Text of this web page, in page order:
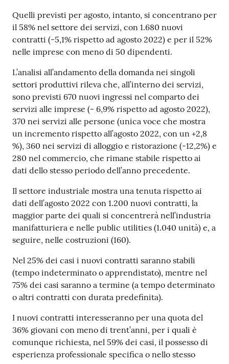
Quelli previsti per agosto, intanto, si concentrano per
il 58% nel settore dei servizi, con 1.680 nuovi
contratti (-5,1% rispetto ad agosto 2022) e per il 52%
nelle imprese con meno di 50 dipendenti.
L’analisi all’andamento della domanda nei singoli
settori produttivi rileva che, all’interno dei servizi,
sono previsti 670 nuovi ingressi nel comparto dei
servizi alle imprese (- 6,9% rispetto ad agosto 2022),
370 nei servizi alle persone (unica voce che mostra
un incremento rispetto all’agosto 2022, con un +2,8
%), 360 nei servizi di alloggio e ristorazione (-12,2%) e
280 nel commercio, che rimane stabile rispetto ai
dati dello stesso periodo dell’anno precedente.
Il settore industriale mostra una tenuta rispetto ai
dati dell’agosto 2022 con 1.200 nuovi contratti, la
maggior parte dei quali si concentrerà nell’industria
manifatturiera e nelle public utilities (1.040 unità) e, a
seguire, nelle costruzioni (160).
Nel 25% dei casi i nuovi contratti saranno stabili
(tempo indeterminato o apprendistato), mentre nel
75% dei casi saranno a termine (a tempo determinato
o altri contratti con durata predefinita).
I nuovi contratti interesseranno per una quota del
36% giovani con meno di trent’anni, per i quali è
comunque richiesta, nel 59% dei casi, il possesso di
esperienza professionale specifica o nello stesso